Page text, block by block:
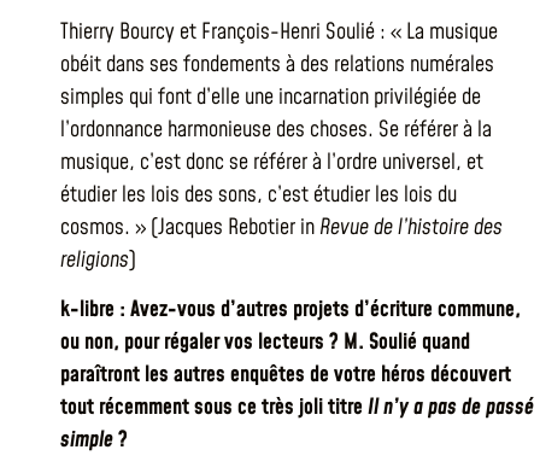
Thierry Bourcy et François-Henri Soulié : « La musique
obéit dans ses fondements à des relations numérales
simples qui font d’elle une incarnation privilégiée de
l’ordonnance harmonieuse des choses. Se référer à la
musique, c’est donc se référer à l’ordre universel, et
étudier les lois des sons, c’est étudier les lois du
cosmos. » (Jacques Rebotier in Revue de l’histoire des
religions)
k-libre : Avez-vous d’autres projets d’écriture commune,
ou non, pour régaler vos lecteurs ? M. Soulié quand
paraîtront les autres enquêtes de votre héros découvert
tout récemment sous ce très joli titre Il n’y a pas de passé
simple?